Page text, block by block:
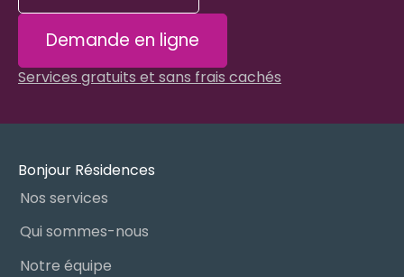
Demande en ligne
Services gratuits et sans frais cachés
Bonjour Résidences
Nos services
Qui sommes-nous
Notre équipe